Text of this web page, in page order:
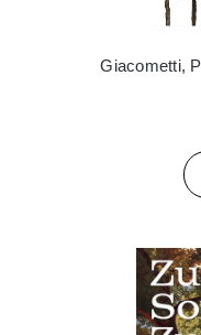
Giacometti,